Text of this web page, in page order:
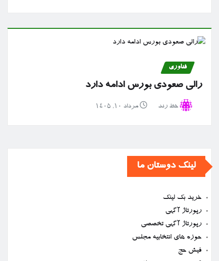
فناوری
رالی صعودی بورس ادامه دارد
خط رند مرداد ۱۰, ۱۴۰۵
لینک دوستان ما
خرید بک لینک
رپورتاژ آگهی
رپورتاژ آگهی تخصصی
حوزه های انتخابیه مجلس
فیش حج